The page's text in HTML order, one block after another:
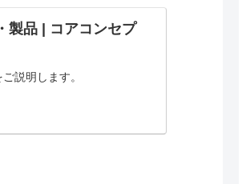
製品 | コアコンセプ
説明します。